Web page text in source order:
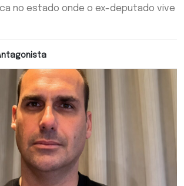
no estado onde o ex-deputado vive